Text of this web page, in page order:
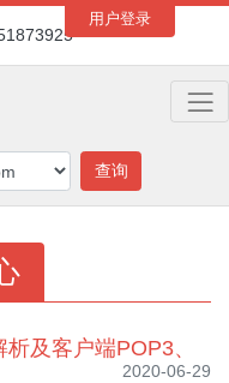
用户登录
查询
及客户端POP3、
2020-06-29